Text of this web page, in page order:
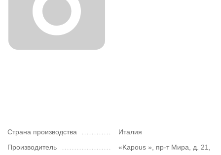
Страна производства
Италия
Производитель
«Kapous », пр-т Мира, д. 21,